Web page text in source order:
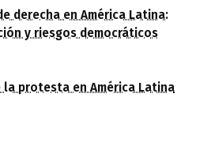
derecha en América Latina:
y riesgos democráticos
la protesta en América Latina